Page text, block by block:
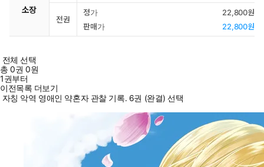
소장
전권
정가
22,800원
판매가
22,800원
전체 선택
총0권 0원
1권부터
이전목록 더보기
자칭 악역 영애인 약혼자 관찰 기록. 6권 (완결) 선택